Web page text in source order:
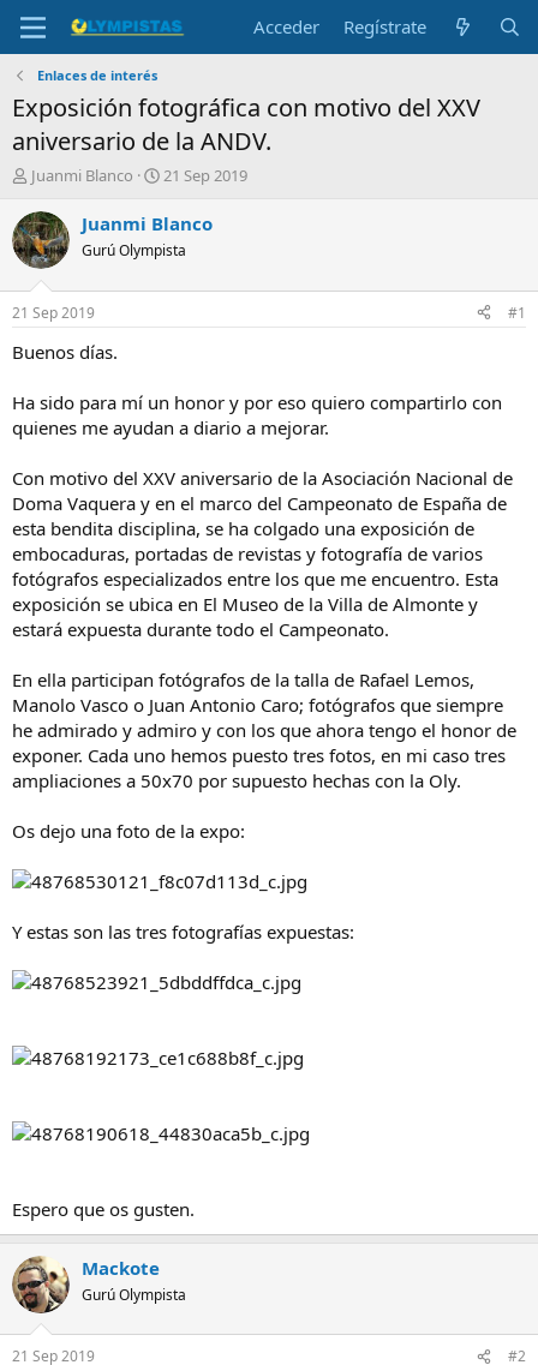
Acceder Regístrate
Enlaces de interés
Exposición fotográfica con motivo del XXV
aniversario de la ANDV.
I
i
c
i
a
d
o
r
l
t
m
a
Juanmi Blanco
F
c
h
a
i
o
21 Sep 2019
Juanmi Blanco
Gurú Olympista
21 Sep 2019 #1
Buenos días.
Ha sido para mí un honor y por eso quiero compartirlo con
quienes me ayudan a diario a mejorar.
Con motivo del XXV aniversario de la Asociación Nacional de
Doma Vaquera y en el marco del Campeonato de España de
esta bendita disciplina, se ha colgado una exposición de
embocaduras, portadas de revistas y fotografía de varios
fotógrafos especializados entre los que me encuentro. Esta
exposición se ubica en El Museo de la Villa de Almonte y
estará expuesta durante todo el Campeonato.
En ella participan fotógrafos de la talla de Rafael Lemos,
Manolo Vasco o Juan Antonio Caro; fotógrafos que siempre
he admirado y admiro y con los que ahora tengo el honor de
exponer. Cada uno hemos puesto tres fotos, en mi caso tres
ampliaciones a 50x70 por supuesto hechas con la Oly.
Os dejo una foto de la expo:
Y estas son las tres fotografías expuestas:
Espero que os gusten.
Mackote
Gurú Olympista
21 Sep 2019 #2